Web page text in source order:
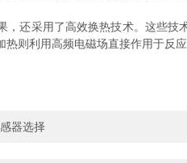
采用了高效换热技术。这些技
则利用高频电磁场直接作用于反
器选择